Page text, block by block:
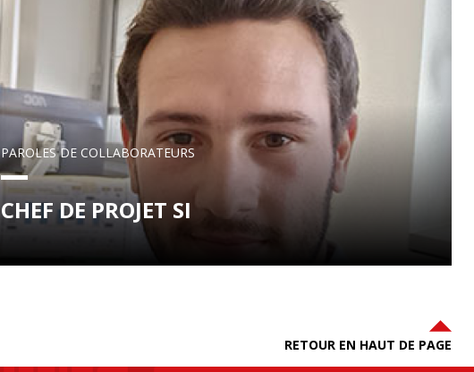
PAROLES DE COLLABORATEURS
CHEF DE PROJET SI
RETOUR EN HAUT DE PAGE